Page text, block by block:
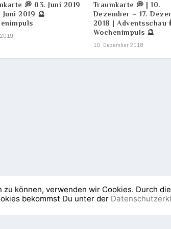
💭 03. Juni 2019
2019 🔮
Traumkarte 💭 | 10.
Dezember – 17.
2018 | Adventsschau
Wochenimpuls 🔮
10. Dezember 2018
Newsletter Was ist NEOeso? Die 5 Elemente
können, verwenden wir Cookies. Durch
bekommst Du unter der